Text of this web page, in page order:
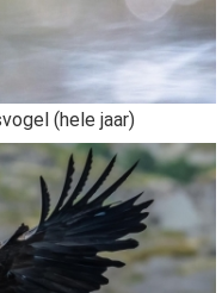
(hele jaar)